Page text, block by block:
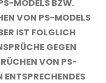
MODELS BZW.
VON PS-MODELS
IST FOLGLICH
GEGEN
VON PS-
ENTSPRECHENDES